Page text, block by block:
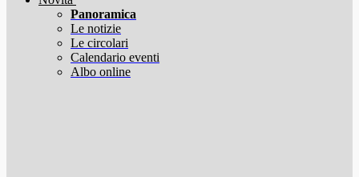
Panoramica
Le notizie
Le circolari
Calendario eventi
Albo online